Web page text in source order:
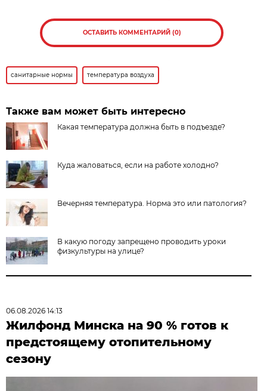
ОСТАВИТЬ КОММЕНТАРИЙ (0)
санитарные нормы температура воздуха
Также вам может быть интересно
Какая температура должна быть в подъезде?
Куда жаловаться, если на работе холодно?
Вечерняя температура. Норма это или патология?
В какую погоду запрещено проводить уроки
физкультуры на улице?
06.08.2026 14:13
Жилфонд Минска на 90 % готов к
предстоящему отопительному
сезону